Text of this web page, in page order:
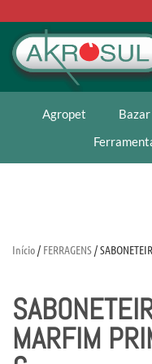
Agropet Bazar
Início/ FERRAGENS/
MARFIM